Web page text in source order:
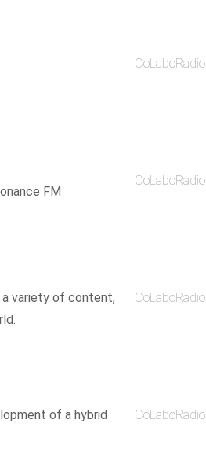
CoLaboRadio
FM
CoLaboRadio
variety of content,
CoLaboRadio
of a hybrid
CoLaboRadio